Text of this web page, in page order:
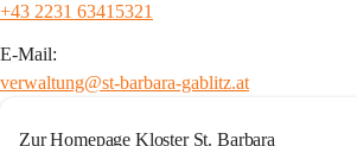
+43 2231 63415321
E-Mail:
verwaltung@st-barbara-gablitz.at
Zur Homepage Kloster St. Barbara